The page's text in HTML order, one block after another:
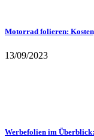
Motorrad folieren:
13/09/2023
Werbefolien im